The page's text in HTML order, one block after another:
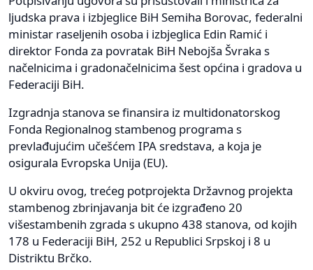
ljudska prava i izbjeglice BiH Semiha Borovac, federalni
ministar raseljenih osoba i izbjeglica Edin Ramić i
direktor Fonda za povratak BiH Nebojša Švraka s
načelnicima i gradonačelnicima šest općina i gradova u
Federaciji BiH.
Izgradnja stanova se finansira iz multidonatorskog
Fonda Regionalnog stambenog programa s
prevlađujućim učešćem IPA sredstava, a koja je
osigurala Evropska Unija (EU).
U okviru ovog, trećeg potprojekta Državnog projekta
stambenog zbrinjavanja bit će izgrađeno 20
višestambenih zgrada s ukupno 438 stanova, od kojih
178 u Federaciji BiH, 252 u Republici Srpskoj i 8 u
Distriktu Brčko.